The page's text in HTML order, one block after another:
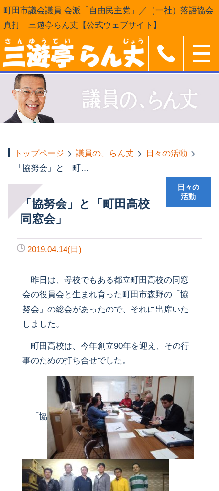
町田市議会議員 会派「自由民主党」／（一社）落語協会
真打 三遊亭らん丈【公式ウェブサイト】
トップページ 議員の、らん丈
日々の活動
「協努会」と「町田高校同窓会」
「協努会」と「町田高校
同窓会」
日々の
活動
2019.04.14(日)
昨日は、母校でもある都立町田高校の同窓
会の役員会と生まれ育った町田市森野の「協
努会」の総会があったので、それに出席いた
しました。
町田高校は、今年創立90年を迎え、その行
事のための打ち合せでした。
「協